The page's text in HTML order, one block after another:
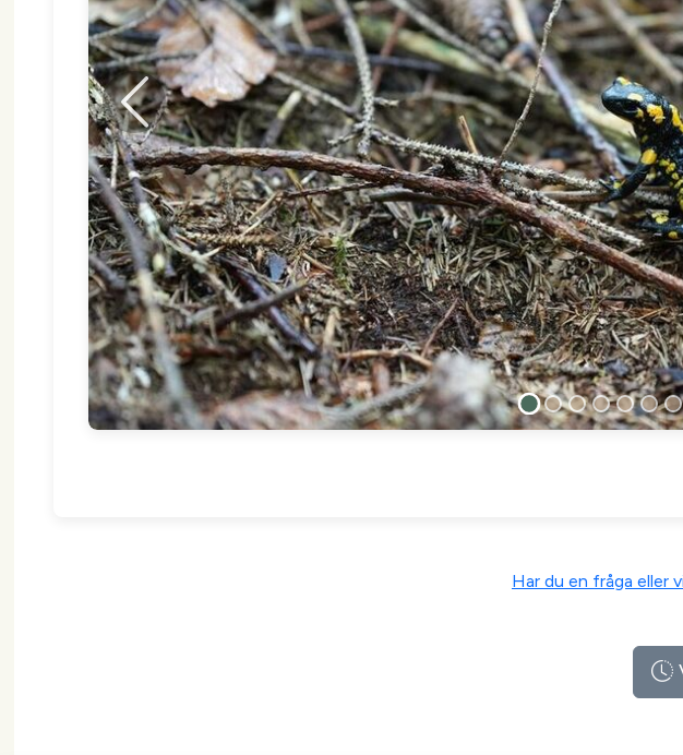
Föregående
Har du en fråga eller